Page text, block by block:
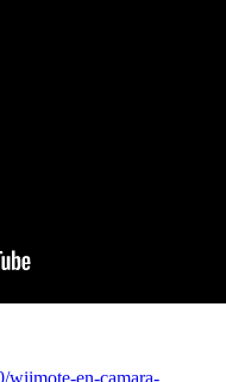
wiimote-en-camara-